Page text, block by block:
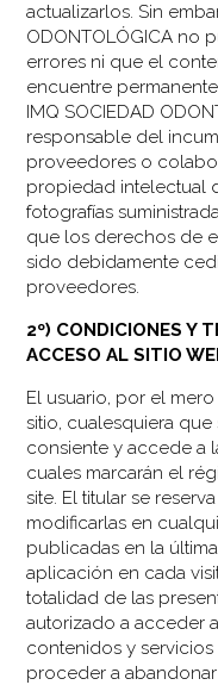
actualizarlos. Sin
ODONTOLÓGICA no
errores ni que el
encuentre
IMQ SOCIEDAD
responsable del
proveedores o
propiedad intelectual
fotografías
que los derechos de
sido debidamente
proveedores.
2º) CONDICIONES Y
ACCESO AL SITIO
El usuario, por el
sitio, cualesquiera
consiente y accede a
cuales marcarán el
site. El titular se
modificarlas en
publicadas en la
aplicación en cada
totalidad de las
autorizado a acceder
contenidos y
proceder a